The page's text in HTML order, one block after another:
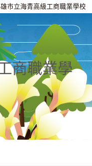
市立海青高級工商職業學校
商職業學